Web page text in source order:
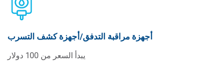
أجهزة مراقبة التدفق/أجهزة كشف التسرب
يبدأ السعر من 100 دولار